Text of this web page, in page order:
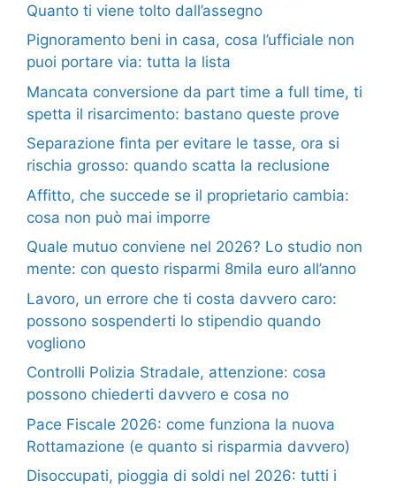
Quanto ti viene tolto dall’assegno
Pignoramento beni in casa, cosa l’ufficiale non
puoi portare via: tutta la lista
Mancata conversione da part time a full time, ti
spetta il risarcimento: bastano queste prove
Separazione finta per evitare le tasse, ora si
rischia grosso: quando scatta la reclusione
Affitto, che succede se il proprietario cambia:
cosa non può mai imporre
Quale mutuo conviene nel 2026? Lo studio non
mente: con questo risparmi 8mila euro all’anno
Lavoro, un errore che ti costa davvero caro:
possono sospenderti lo stipendio quando
vogliono
Controlli Polizia Stradale, attenzione: cosa
possono chiederti davvero e cosa no
Pace Fiscale 2026: come funziona la nuova
Rottamazione (e quanto si risparmia davvero)
Disoccupati, pioggia di soldi nel 2026: tutti i